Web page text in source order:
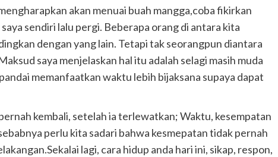
akan menuai buah mangga,coba fikirkan
sendiri lalu pergi. Beberapa orang di antara kita
dengan yang lain. Tetapi tak seorangpun diantara
saya menjelaskan hal itu adalah selagi masih muda
memanfaatkan waktu lebih bijaksana supaya dapat
kembali, setelah ia terlewatkan; Waktu, kesempatan
perlu kita sadari bahwa kesmepatan tidak pernah
lagi, cara hidup anda hari ini, sikap, respon,